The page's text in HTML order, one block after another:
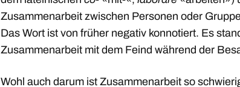
Zusammenarbeit zwischen Personen oder
Das Wort ist von früher negativ konnotiert. Es
Zusammenarbeit mit dem Feind während der
Wohl auch darum ist Zusammenarbeit so